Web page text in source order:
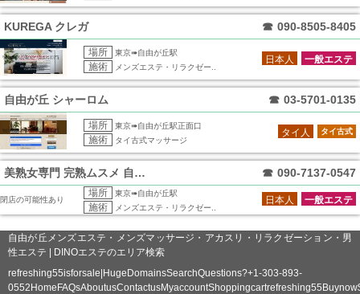
KUREGA クレガ ☎ 090-8505-8405
場所 東京➠自由が丘駅
施術 メンズエステ・リラクゼー..
一般エステ
日本人
自由が丘 シャーロム ☎ 03-5701-0135
場所 東京➠自由が丘駅正面口
施術 タイ古式マッサージ
タイ古式
タイ人
美熟女専門 完熟ムスメ 自由が丘店 ☎ 090-7137-0547
閉店の可能性あり
場所 東京➠自由が丘駅
施術 メンズエステ・リラクゼー..
一般エステ
日本人
自由が丘メンズエステ・メンズマッサージ・アカスリ・リラクゼーション・男
性エステ | DINOエステのエリア検索
refreshing55isforsale|HugeDomainsSearchQuestions?+1-303-893-